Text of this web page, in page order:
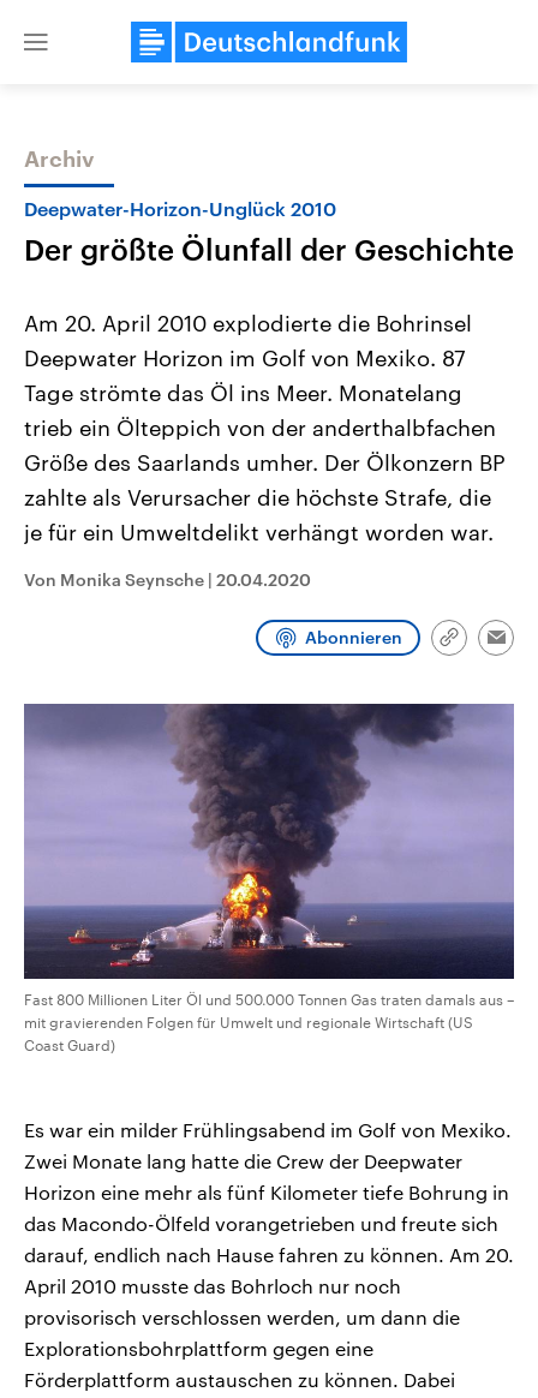
Close
Themen
Landtagswahl Sachsen-Anhalt
2026
Alle Informationen
Sachsen-Anhalt wählt am 6.
September 2026 einen neuen
Bundesland von einer Koalition aus
Umfragen, Prognosen,
Wahlprogramme, aktuelle Berichte
und Kandidaten der anstehenden
USA
Aktuelle Beiträge,
Hintergründe
Wirtschaftlich und
gehören die Vereinigten
den mächtigsten Ländern
mit großem Einfluss auf
Archiv
Deepwater-Horizon-Unglück 2010
Der größte Ölunfall der Geschichte
Am 20. April 2010 explodierte die Bohrinsel
Deepwater Horizon im Golf von Mexiko. 87
Tage strömte das Öl ins Meer. Monatelang
trieb ein Ölteppich von der anderthalbfachen
Größe des Saarlands umher. Der Ölkonzern BP
zahlte als Verursacher die höchste Strafe, die
je für ein Umweltdelikt verhängt worden war.
Von Monika Seynsche | 20.04.2020
Abonnieren
Link
Fast 800 Millionen Liter Öl und 500.000 Tonnen Gas traten damals aus –
mit gravierenden Folgen für Umwelt und regionale Wirtschaft (US
Coast Guard)
Es war ein milder Frühlingsabend im Golf von Mexiko.
Zwei Monate lang hatte die Crew der Deepwater
Horizon eine mehr als fünf Kilometer tiefe Bohrung in
das Macondo-Ölfeld vorangetrieben und freute sich
darauf, endlich nach Hause fahren zu können. Am 20.
April 2010 musste das Bohrloch nur noch
provisorisch verschlossen werden, um dann die
Explorationsbohrplattform gegen eine
Förderplattform austauschen zu können. Dabei